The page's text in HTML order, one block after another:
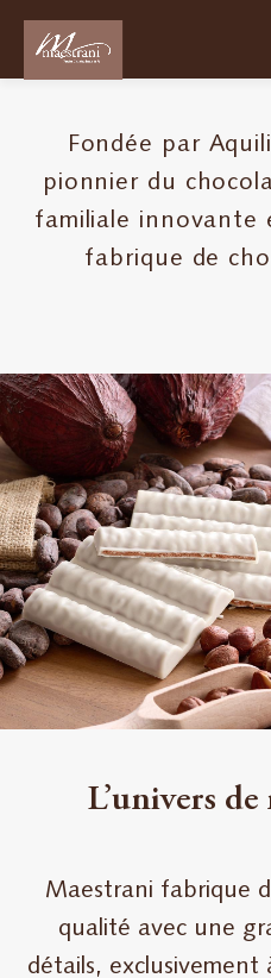
Chocolat
Suisse
nous?
Durabilité
Travail
pour
Maestrani
Fondée par
pionnier du
familiale innovante
fabrique de
L’univers
Maestrani fabrique
qualité avec une
détails, exclusivement